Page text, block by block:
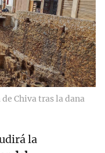
Chiva tras la dana
la